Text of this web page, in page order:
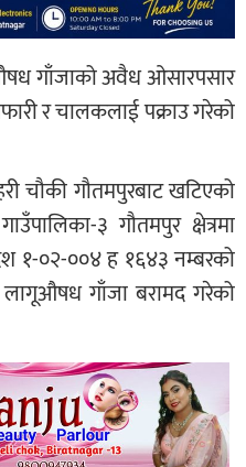
गाँजाको अवैध ओसारपसार
र चालकलाई पक्राउ गरेको
चौकी गौतमपुरबाट खटिएको
३ गौतमपुर क्षेत्रमा
१-०२-००४ ह १६४३ नम्बरको
लागूऔषध गाँजा बरामद गरेको